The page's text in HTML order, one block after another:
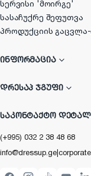
სერვისი 'მოირგე'
სასაჩუქრე შეფუთვა
პროდუქციის
ᲘᲜᲤᲝᲠᲛᲐᲪᲘᲐ
ᲓᲠᲔᲡᲐᲞ ᲯᲒᲣᲤᲘ
ᲡᲐᲙᲝᲜᲢᲐᲥᲢᲝ
(+995) 032 2 38 48 68
info@dressup.ge|